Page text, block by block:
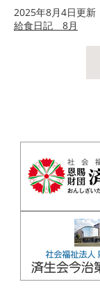
2025年8月4日更新
給食日記 8月